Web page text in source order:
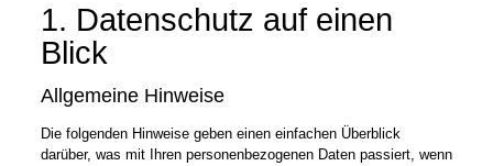
1. Datenschutz auf einen
Blick
Allgemeine Hinweise
Die folgenden Hinweise geben einen einfachen Überblick
darüber, was mit Ihren personenbezogenen Daten passiert, wenn